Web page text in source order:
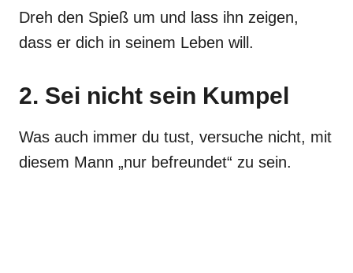
Dreh den Spieß um und lass ihn zeigen,
dass er dich in seinem Leben will.
2. Sei nicht sein Kumpel
Was auch immer du tust, versuche nicht, mit
diesem Mann „nur befreundet“ zu sein.